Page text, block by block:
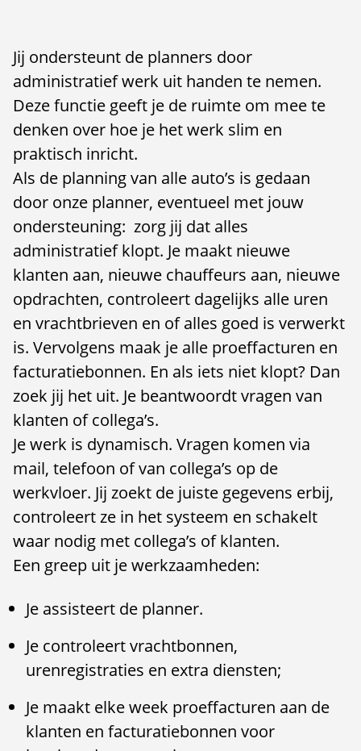
Jij ondersteunt de planners door
administratief werk uit handen te nemen.
Deze functie geeft je de ruimte om mee te
denken over hoe je het werk slim en
praktisch inricht.
Als de planning van alle auto’s is gedaan
door onze planner, eventueel met jouw
ondersteuning: zorg jij dat alles
administratief klopt. Je maakt nieuwe
klanten aan, nieuwe chauffeurs aan, nieuwe
opdrachten, controleert dagelijks alle uren
en vrachtbrieven en of alles goed is verwerkt
is. Vervolgens maak je alle proeffacturen en
facturatiebonnen. En als iets niet klopt? Dan
zoek jij het uit. Je beantwoordt vragen van
klanten of collega’s.
Je werk is dynamisch. Vragen komen via
mail, telefoon of van collega’s op de
werkvloer. Jij zoekt de juiste gegevens erbij,
controleert ze in het systeem en schakelt
waar nodig met collega’s of klanten.
Een greep uit je werkzaamheden:
Je assisteert de planner.
Je controleert vrachtbonnen,
urenregistraties en extra diensten;
Je maakt elke week proeffacturen aan de
klanten en facturatiebonnen voor